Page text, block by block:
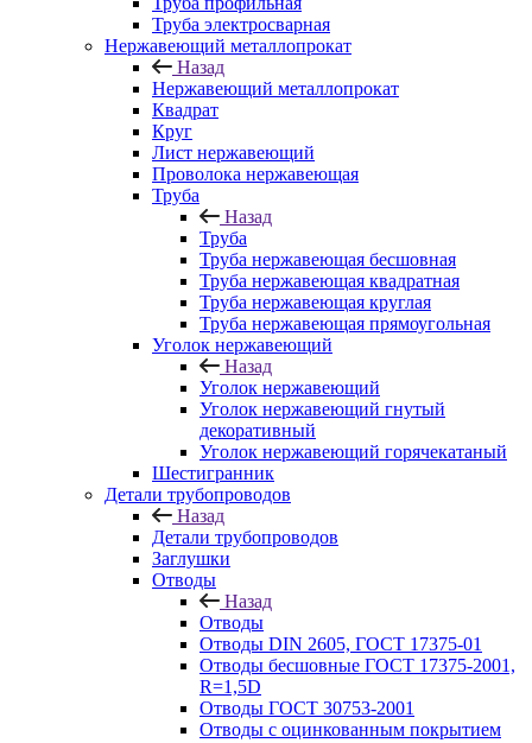
Труба электросварная
Нержавеющий металлопрокат
Назад
Нержавеющий металлопрокат
Квадрат
Круг
Лист нержавеющий
Проволока нержавеющая
Труба
Назад
Труба
Труба нержавеющая бесшовная
Труба нержавеющая квадратная
Труба нержавеющая круглая
Труба нержавеющая прямоугольная
Уголок нержавеющий
Назад
Уголок нержавеющий
Уголок нержавеющий гнутый
декоративный
Уголок нержавеющий горячекатаный
Шестигранник
Детали трубопроводов
Назад
Детали трубопроводов
Заглушки
Отводы
Назад
Отводы
Отводы DIN 2605, ГОСТ 17375-01
Отводы бесшовные ГОСТ 17375-2001,
R=1,5D
Отводы ГОСТ 30753-2001
Отводы с оцинкованным покрытием